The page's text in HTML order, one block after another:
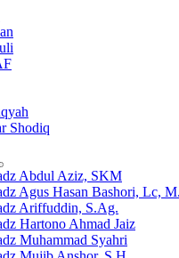
Shodiq
Abdul Aziz, SKM
Agus Hasan Bashori, Lc,
Ariffuddin, S.Ag.
Hartono Ahmad Jaiz
Muhammad Syahri